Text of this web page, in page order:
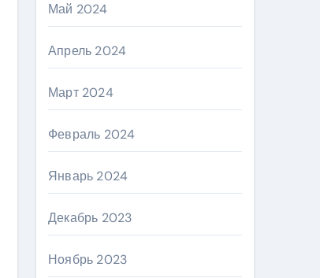
Май 2024
Апрель 2024
Март 2024
Февраль 2024
Январь 2024
Декабрь 2023
Ноябрь 2023